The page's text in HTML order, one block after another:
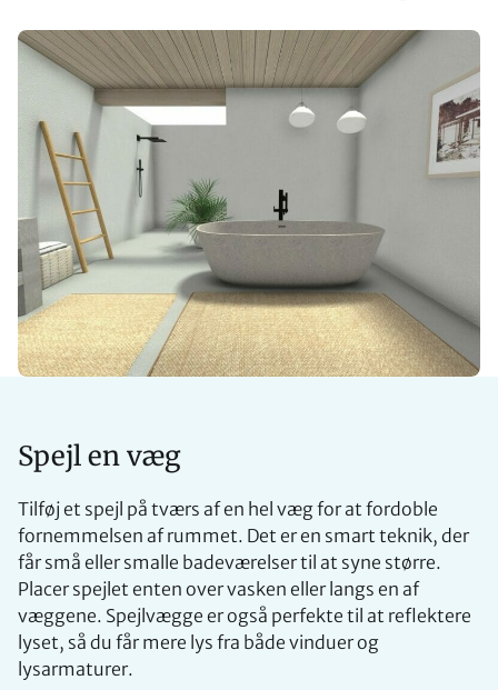
Spejl en væg
Tilføj et spejl på tværs af en hel væg for at fordoble
fornemmelsen af rummet. Det er en smart teknik, der
får små eller smalle badeværelser til at syne større.
Placer spejlet enten over vasken eller langs en af
væggene. Spejlvægge er også perfekte til at reflektere
lyset, så du får mere lys fra både vinduer og
lysarmaturer.